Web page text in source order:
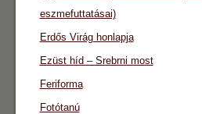
eszmefuttatásai)
Erdős Virág honlapja
Ezüst híd – Srebrni most
Feriforma
Fotótanú